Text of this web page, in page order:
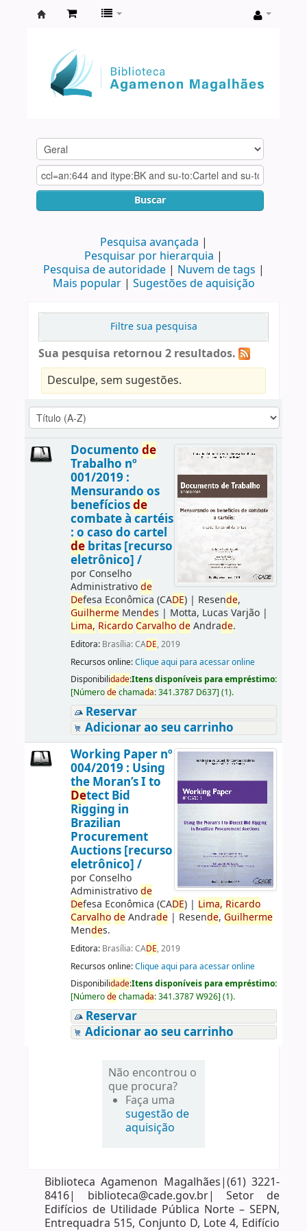
Agamenon
Magalhães
Buscar
Pesquisa avançada
Pesquisar por hierarquia
Pesquisa de autoridade
Nuvem de tags
Mais popular
Sugestões de aquisição
Filtre sua pesquisa
Sua pesquisa retornou 2 resultados.
Desculpe, sem sugestões.
Documento de
Trabalho nº
001/2019 :
Mensurando os
benefíciosde
combate à cartéis
: o caso do cartel
debritas [recurso
eletrônico] /
por Conselho
Administrativode
Defesa Econômica (CADE)| Resende,
GuilhermeMendes | Motta, Lucas Varjão|
Lima, Ricardo Carvalho deAndrade.
Editora: Brasília: CADE, 2019
Recursos online:Clique aqui para acessar online
Disponibilidade:Itens disponíveis para empréstimo:
[Númerodechamada:341.3787 D637] (1).
Reservar
Adicionar ao seu carrinho
Working Paper nº
004/2019 : Using
the Moran’s I to
Detect Bid
Rigging in
Brazilian
Procurement
Auctions [recurso
eletrônico] /
por Conselho
Administrativode
Defesa Econômica (CADE)| Lima, Ricardo
Carvalho deAndrade| Resende, Guilherme
Mendes.
Editora: Brasília: CADE, 2019
Recursos online:Clique aqui para acessar online
Disponibilidade:Itens disponíveis para empréstimo:
[Númerodechamada:341.3787 W926] (1).
Reservar
Adicionar ao seu carrinho
Não encontrou o
que procura?
Faça uma
sugestão de
aquisição
Biblioteca Agamenon Magalhães|(61) 3221-
8416| biblioteca@cade.gov.br| Setor de
Edifícios de Utilidade Pública Norte – SEPN,
Entrequadra 515, Conjunto D, Lote 4, Edifício